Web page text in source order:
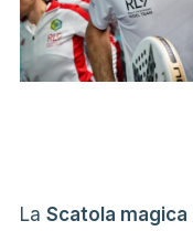
La Scatola magica